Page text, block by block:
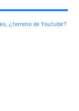
¿terreno de Youtube?